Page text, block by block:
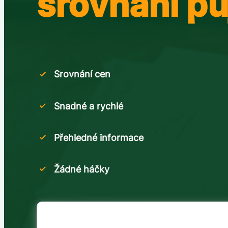
Srovnání cen
Snadné a rychlé
Přehledné informace
Žádné háčky